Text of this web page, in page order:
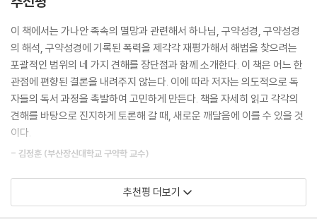
유대인 대학살이 유일한 대량 학살이었던 것은 아니다. 대량 학살은 널리
두 범주로 나뉠 수 있다. 첫째, 식민지의 대량 학살에서 침략자들이 다른 곳
에 가 그곳 사람들을 멸절시키고 흔히 그들의 땅을 빼앗았다. 그런 예로는
스페인의 신세계 정복과 1567-1598년 일본의 조선(현재의 대한민국)
침략, 1165-1603년 영국의 아일랜드 정복, 영국의 북아메리카와 호주 식
민지화 등이 있다. 특히 중요한 식민지의 대량 학살은 1904년에 일어난 독
일의 남서 아프리카 헤레로 부족 학살이었는데, 그것은 유대인 대학살 때
의 독일의 관행에 대한 선례를 제공했다.
인이었다. 때로는 유럽인들에 의해 아메리카 원주민들 사이에 의도적으로
질병이 퍼트려졌기 때문에 그것은 전적으로 우연에 의한 것은 아니었다.
이 곤란한 문제를 정면으로 다루는 저자는 가나안 족속의 진멸 명령 문제
를 제대로 이해하기 위해서는 우선 고대 근동의 전쟁과 대량 학살 및 “헤
렘”, 그리고 가나안 족속에 관한 배경 지식이 필요하다고 말하면서 이 주제
들을 자세히 다룬다. 그러고 나서 이 문제에 접근하는 다음과 같은 네 가지
방법을 소개하고 각각의 접근법에 대해 평가한다.
1. 하나님을 재평가하기(4장): 하나님은 선하시지 않다.
2. 구약성경을 재평가하기(5장): 구약성경은 충실한 기록이 아니다.
3. 구약성경의 해석을 재평가하기(6장): 구약성경은 대량 학살과 비슷한
4. 구약성경에 기록된 폭력을 재평가하기: 구약성경에 기록된 가나안 족속
의 대규모 살해는 역사에서 그때에만 허용되었다.
하나님은 선하지 않으며 따를 가치가 없다는 첫 번째 견해는 특히 리처드
이 책에서는 가나안 족속의 멸망과 관련해서 하나님, 구약성경, 구약성경
의 해석, 구약성경에 기록된 폭력을 제각각 재평가해서 해법을 찾으려는
포괄적인 범위의 네 가지 견해를 장단점과 함께 소개한다. 이 책은 어느 한
관점에 편향된 결론을 내려주지 않는다. 이에 따라 저자는 의도적으로 독
자들의 독서 과정을 촉발하여 고민하게 만든다. 책을 자세히 읽고 각각의
견해를 바탕으로 진지하게 토론해 갈 때, 새로운 깨달음에 이를 수 있을 것
이다.
- 김정훈 (부산장신대학교 구약학 교수)
이 책의 가장 큰 의의는 가나안 족속들의 멸망을 명하는 하나님과 그것에
응답하는 이스라엘의 가나안 정복 전쟁에 분명히 현대인들의 다원주의적
추천평 더보기